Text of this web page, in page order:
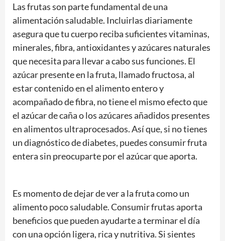
Las frutas son parte fundamental de una
alimentación saludable. Incluirlas diariamente
asegura que tu cuerpo reciba suficientes vitaminas,
minerales, fibra, antioxidantes y azúcares naturales
que necesita para llevar a cabo sus funciones. El
azúcar presente en la fruta, llamado fructosa, al
estar contenido en el alimento entero y
acompañado de fibra, no tiene el mismo efecto que
el azúcar de caña o los azúcares añadidos presentes
en alimentos ultraprocesados. Así que, si no tienes
un diagnóstico de diabetes, puedes consumir fruta
entera sin preocuparte por el azúcar que aporta.
Es momento de dejar de ver a la fruta como un
alimento poco saludable. Consumir frutas aporta
beneficios que pueden ayudarte a terminar el día
con una opción ligera, rica y nutritiva. Si sientes